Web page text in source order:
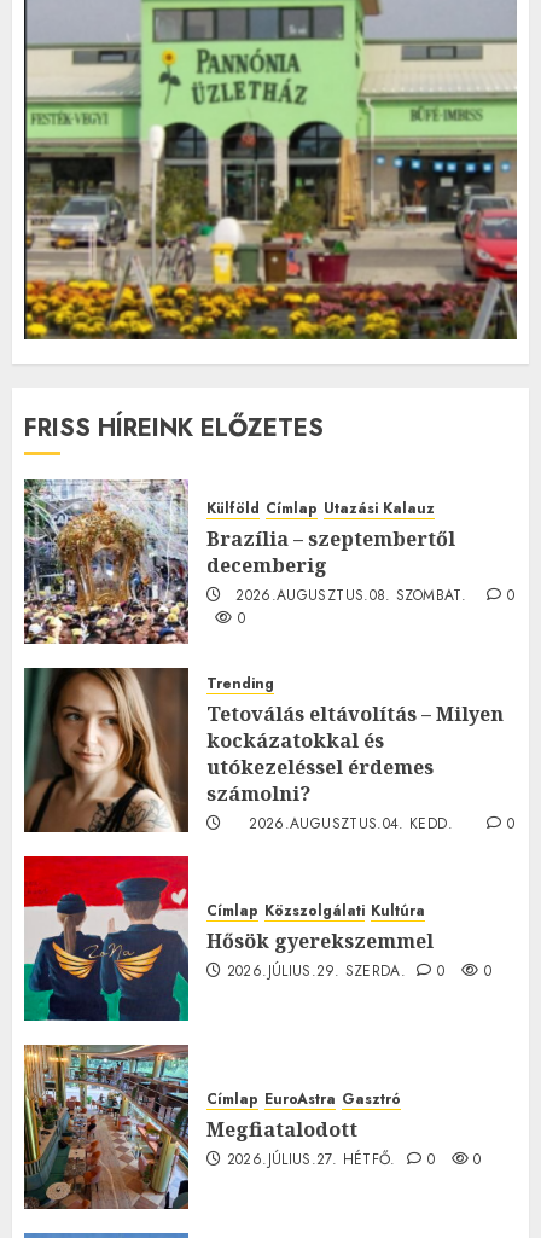
FRISS HÍREINK ELŐZETES
Külföld Címlap Utazási Kalauz
Brazília – szeptembertől
decemberig
2026.AUGUSZTUS.08. SZOMBAT.
0
0
Trending
Tetoválás eltávolítás – Milyen
kockázatokkal és
utókezeléssel érdemes
számolni?
2026.AUGUSZTUS.04. KEDD.
0
Címlap Közszolgálati Kultúra
Hősök gyerekszemmel
2026.JÚLIUS.29. SZERDA. 0 0
Címlap EuroAstra Gasztró
Megfiatalodott
2026.JÚLIUS.27. HÉTFŐ. 0 0